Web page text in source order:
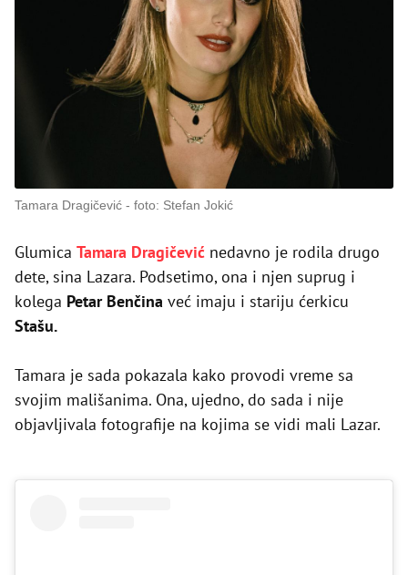
Tamara Dragičević foto: Stefan Jokić
Glumica Tamara Dragičević nedavno je rodila drugo
dete, sina Lazara. Podsetimo, ona i njen suprug i
kolega Petar Benčina već imaju i stariju ćerkicu
Stašu.
Tamara je sada pokazala kako provodi vreme sa
svojim mališanima. Ona, ujedno, do sada i nije
objavljivala fotografije na kojima se vidi mali Lazar.